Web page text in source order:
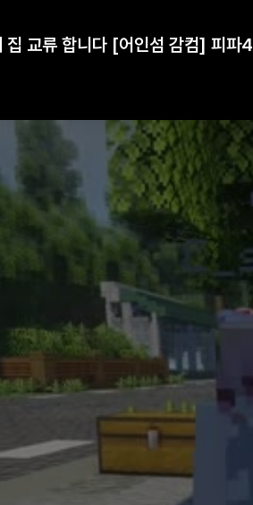
교류 합니다 [어인섬 감컴] 피파4